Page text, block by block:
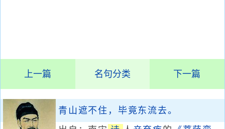
上一篇 名句分类 下一篇
青山遮不住，毕竟东流去。